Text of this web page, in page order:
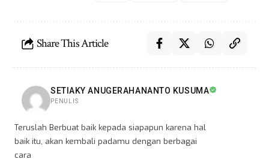
Share This Article
SETIAKY ANUGERAHANANTO KUSUMA
PENULIS
Teruslah Berbuat baik kepada siapapun karena hal
baik itu, akan kembali padamu dengan berbagai
cara